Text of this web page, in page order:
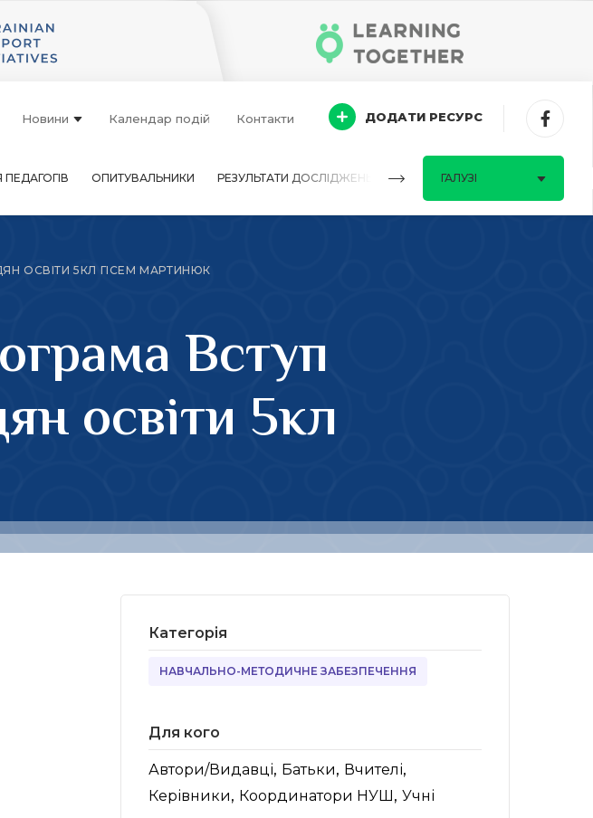
Новини Календар подій Контакти ДОДАТИ РЕСУРС
ОПИТУВАЛЬНИКИ РЕЗУЛЬТАТИ ДОСЛІДЖЕНЬ ПИТАННЯ-ВІДПОВІДІ
ГАЛУЗІ
ОСВІТИ 5КЛ ГІСЕМ МАРТИНЮК
Вступ
освіти 5кл
Категорія
НАВЧАЛЬНО-МЕТОДИЧНЕ ЗАБЕЗПЕЧЕННЯ
Для кого
Автори/Видавці, Батьки, Вчителі,
Керівники, Координатори НУШ, Учні